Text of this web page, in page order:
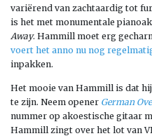
variërend van zachtaardig tot
is het met monumentale
Away. Hammill moet erg
voert het anno nu nog
inpakken.
Het mooie van Hammill is dat
te zijn. Neem opener German
nummer op akoestische gitaar
Hammill zingt over het lot van